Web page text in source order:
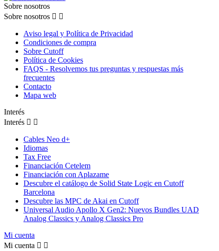
Sobre nosotros
Sobre nosotros  
Aviso legal y Política de Privacidad
Condiciones de compra
Sobre Cutoff
Política de Cookies
FAQS - Resolvemos tus preguntas y respuestas más
frecuentes
Contacto
Mapa web
Interés
Interés  
Cables Neo d+
Idiomas
Tax Free
Financiación Cetelem
Financiación con Aplazame
Descubre el catálogo de Solid State Logic en Cutoff
Barcelona
Descubre las MPC de Akai en Cutoff
Universal Audio Apollo X Gen2: Nuevos Bundles UAD
Analog Classics y Analog Classics Pro
Mi cuenta
Mi cuenta  